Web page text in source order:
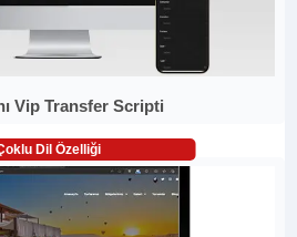
Vip Transfer Scripti
Dil Özelliği